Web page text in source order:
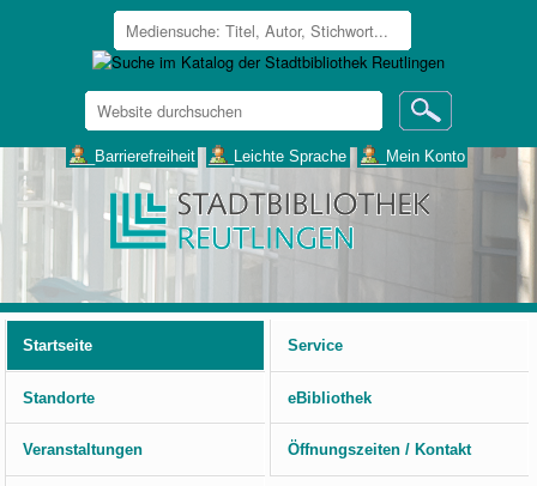
Website
durchsuchen
___Barrierefreiheit ___Leichte Sprache ___Mein Konto
Startseite
Service
Standorte eBibliothek
Veranstaltungen Öffnungszeiten / Kontakt